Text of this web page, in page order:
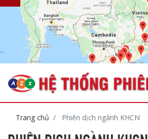
Trang chủ Phiên dịch ngành KHCN